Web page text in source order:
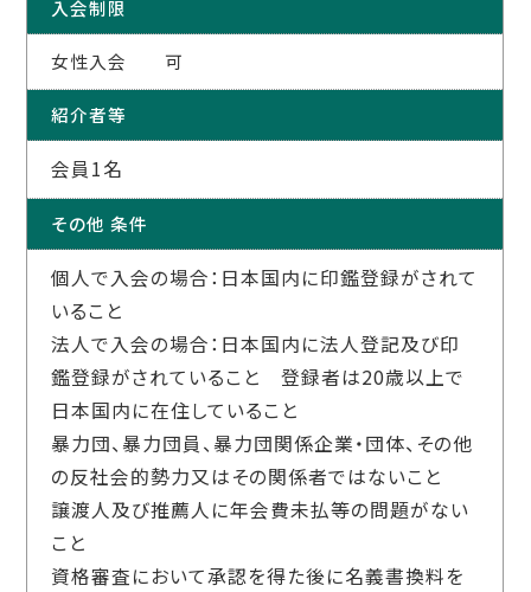
入会制限
女性入会 可
紹介者等
会員1名
その他 条件
個人で入会の場合：日本国内に印鑑登録がされて
いること
法人で入会の場合：日本国内に法人登記及び印
鑑登録がされていること 登録者は20歳以上で
日本国内に在住していること
暴力団、暴力団員、暴力団関係企業・団体、その他
の反社会的勢力又はその関係者ではないこと
譲渡人及び推薦人に年会費未払等の問題がない
こと
資格審査において承認を得た後に名義書換料を